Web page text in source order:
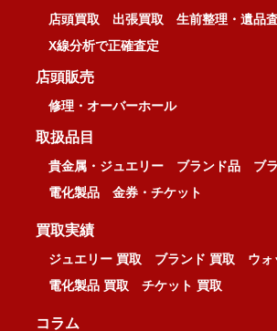
店頭買取 出張買取
生前整理・遺品
X線分析で正確査定
店頭販売
修理・オーバーホール
取扱品目
貴金属・ジュエリー ブランド品
ブ
電化製品
金券・チケット
買取実績
ジュエリー 買取 ブランド 買取
ウォ
電化製品 買取
チケット 買取
コラム